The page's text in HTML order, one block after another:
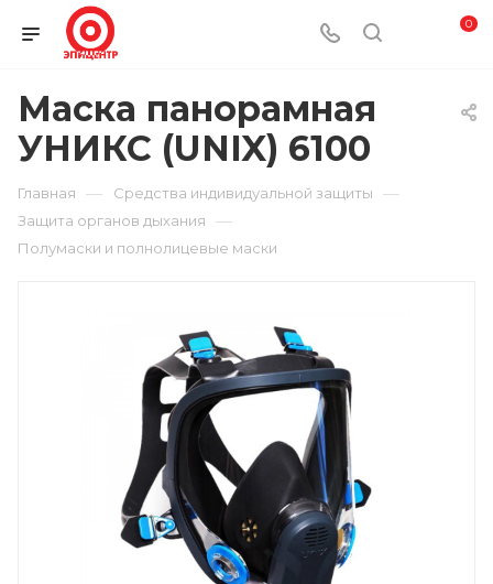
0
Маска панорамная
УНИКС (UNIX) 6100
Главная — Средства индивидуальной защиты —
Защита органов дыхания —
Полумаски и полнолицевые маски